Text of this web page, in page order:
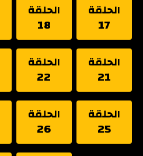
الحلقة
17
الحلقة
18
الحلقة
21
الحلقة
22
الحلقة
25
الحلقة
26